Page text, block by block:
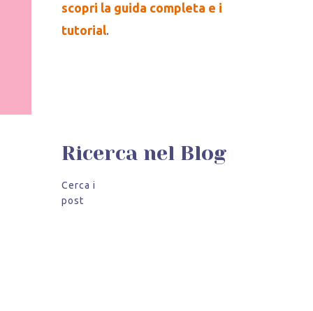
scopri la guida completa e i
tutorial.
Ricerca nel Blog
Cerca i
post